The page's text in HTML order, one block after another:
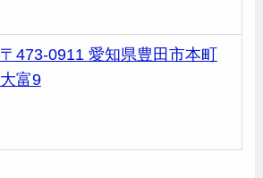
〒473-0911 愛知県豊田市本町
大富9